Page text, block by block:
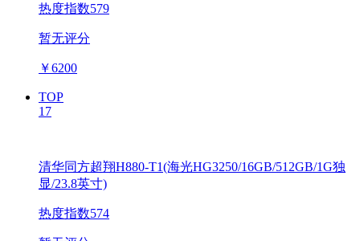
热度指数579
暂无评分
￥6200
TOP
17
清华同方超翔H880-T1(海光HG3250/16GB/512GB/1G独
显/23.8英寸)
热度指数574